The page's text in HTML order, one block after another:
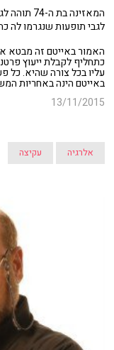
המאזינה
לגבי תופעות שנגרמו לה
האמור באייטם זה מבטא
כתחליף לקבלת ייעוץ
עליו בכל צורה שהיא. כל
באייטם הינה באחריות
13/11/2015
אלרגיה עקיצה